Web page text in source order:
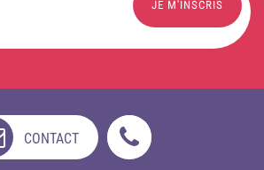
CONTACT
DISPONIBLE